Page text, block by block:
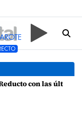
buena calidad de las aguas para el baño"